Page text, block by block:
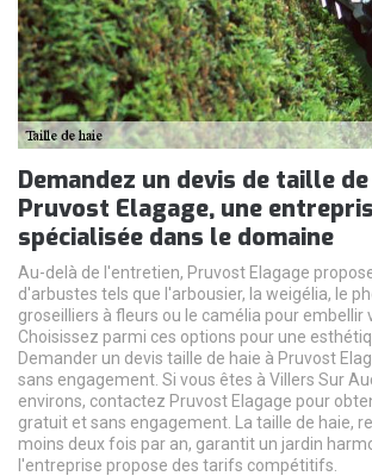
Demandez un devis de taille
Pruvost Elagage, une
spécialisée dans le domaine
Au-delà de l'entretien, Pruvost Elagage
d'arbustes tels que l'arbousier, la weigélia, le
groseilliers à fleurs ou le camélia pour embellir
Choisissez parmi ces options pour une
Demander un devis taille de haie à Pruvost
sans engagement. Si vous êtes à Villers Sur
environs, contactez Pruvost Elagage pour
gratuit et sans engagement. La taille de haie,
moins deux fois par an, garantit un jardin
l'entreprise propose des tarifs compétitifs.